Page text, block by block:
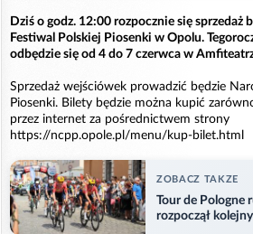
Dziś o godz. 12:00 rozpocznie się sprzedaż
Festiwal Polskiej Piosenki w Opolu.
odbędzie się od 4 do 7 czerwca w
Sprzedaż wejściówek prowadzić będzie
Piosenki. Bilety będzie można kupić
przez internet za pośrednictwem strony
https://ncpp.opole.pl/menu/kup-bilet.html
ZOBACZ TAKZE
Tour de Pologne
rozpoczął